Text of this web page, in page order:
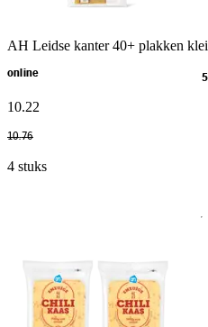
AH Leidse kanter 40+ plakken
online
10.22
10.76
4 stuks